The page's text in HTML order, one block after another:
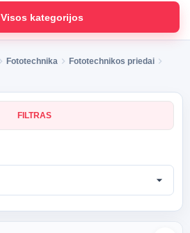
Visos kategorijos
Fototechnika Fototechnikos priedai
FILTRAS
arrow_drop_down